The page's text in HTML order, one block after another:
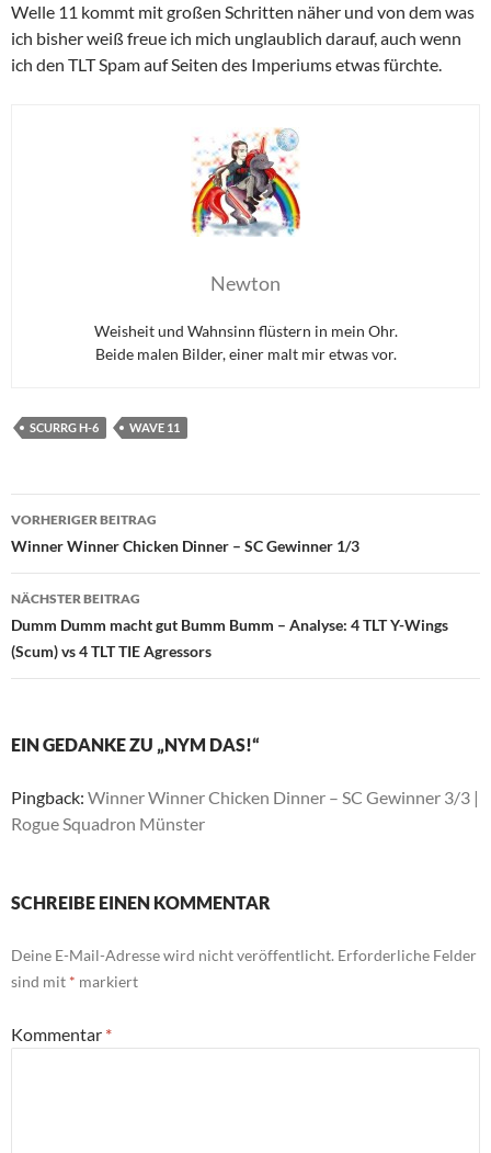
Welle 11 kommt mit großen Schritten näher und von dem was
ich bisher weiß freue ich mich unglaublich darauf, auch wenn
ich den TLT Spam auf Seiten des Imperiums etwas fürchte.
Newton
Weisheit und Wahnsinn flüstern in mein Ohr.
Beide malen Bilder, einer malt mir etwas vor.
SCURRG H-6 WAVE 11
Beitragsnavigation
VORHERIGER BEITRAG
Winner Winner Chicken Dinner – SC Gewinner 1/3
NÄCHSTER BEITRAG
Dumm Dumm macht gut Bumm Bumm – Analyse: 4 TLT Y-Wings
(Scum) vs 4 TLT TIE Agressors
EIN GEDANKE ZU „NYM DAS!“
Pingback: Winner Winner Chicken Dinner – SC Gewinner 3/3 |
Rogue Squadron Münster
SCHREIBE EINEN KOMMENTAR
Deine E-Mail-Adresse wird nicht veröffentlicht. Erforderliche Felder
sind mit * markiert
Kommentar *